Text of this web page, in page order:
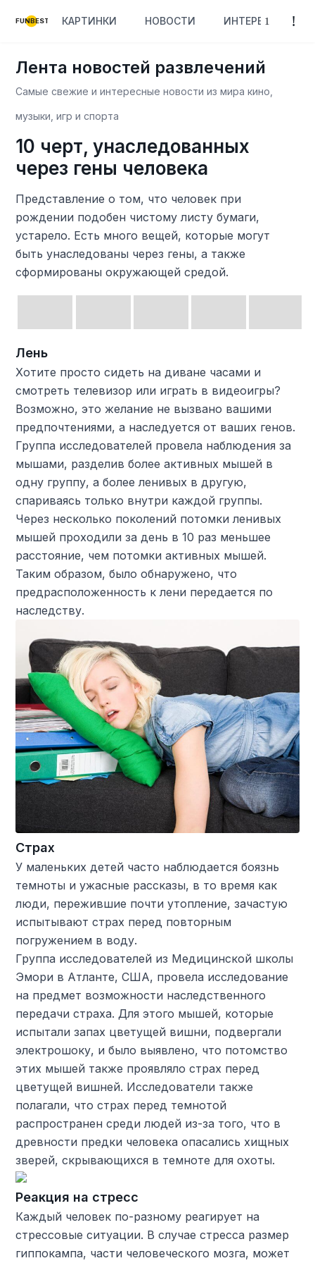
FUNBEST КАРТИНКИ НОВОСТИ ИНТЕРЕСНОЕ
Лента новостей развлечений
Самые свежие и интересные новости из мира кино,
музыки, игр и спорта
10 черт, унаследованных
через гены человека
Представление о том, что человек при
рождении подобен чистому листу бумаги,
устарело. Есть много вещей, которые могут
быть унаследованы через гены, а также
сформированы окружающей средой.
Лень
Хотите просто сидеть на диване часами и
смотреть телевизор или играть в видеоигры?
Возможно, это желание не вызвано вашими
предпочтениями, а наследуется от ваших генов.
Группа исследователей провела наблюдения за
мышами, разделив более активных мышей в
одну группу, а более ленивых в другую,
спариваясь только внутри каждой группы.
Через несколько поколений потомки ленивых
мышей проходили за день в 10 раз меньшее
расстояние, чем потомки активных мышей.
Таким образом, было обнаружено, что
предрасположенность к лени передается по
наследству.
Страх
У маленьких детей часто наблюдается боязнь
темноты и ужасные рассказы, в то время как
люди, пережившие почти утопление, зачастую
испытывают страх перед повторным
погружением в воду.
Группа исследователей из Медицинской школы
Эмори в Атланте, США, провела исследование
на предмет возможности наследственного
передачи страха. Для этого мышей, которые
испытали запах цветущей вишни, подвергали
электрошоку, и было выявлено, что потомство
этих мышей также проявляло страх перед
цветущей вишней. Исследователи также
полагали, что страх перед темнотой
распространен среди людей из-за того, что в
древности предки человека опасались хищных
зверей, скрывающихся в темноте для охоты.
Реакция на стресс
Каждый человек по-разному реагирует на
стрессовые ситуации. В случае стресса размер
гиппокампа, части человеческого мозга, может